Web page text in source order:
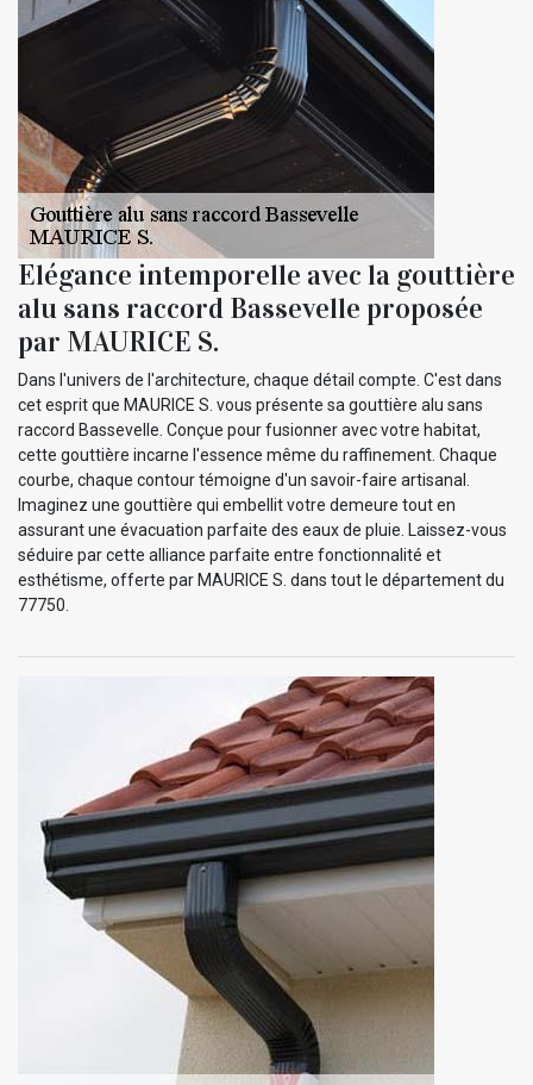
Elégance intemporelle avec la gouttière
alu sans raccord Bassevelle proposée
par MAURICE S.
Dans l'univers de l'architecture, chaque détail compte. C'est dans
cet esprit que MAURICE S. vous présente sa gouttière alu sans
raccord Bassevelle. Conçue pour fusionner avec votre habitat,
cette gouttière incarne l'essence même du raffinement. Chaque
courbe, chaque contour témoigne d'un savoir-faire artisanal.
Imaginez une gouttière qui embellit votre demeure tout en
assurant une évacuation parfaite des eaux de pluie. Laissez-vous
séduire par cette alliance parfaite entre fonctionnalité et
esthétisme, offerte par MAURICE S. dans tout le département du
77750.